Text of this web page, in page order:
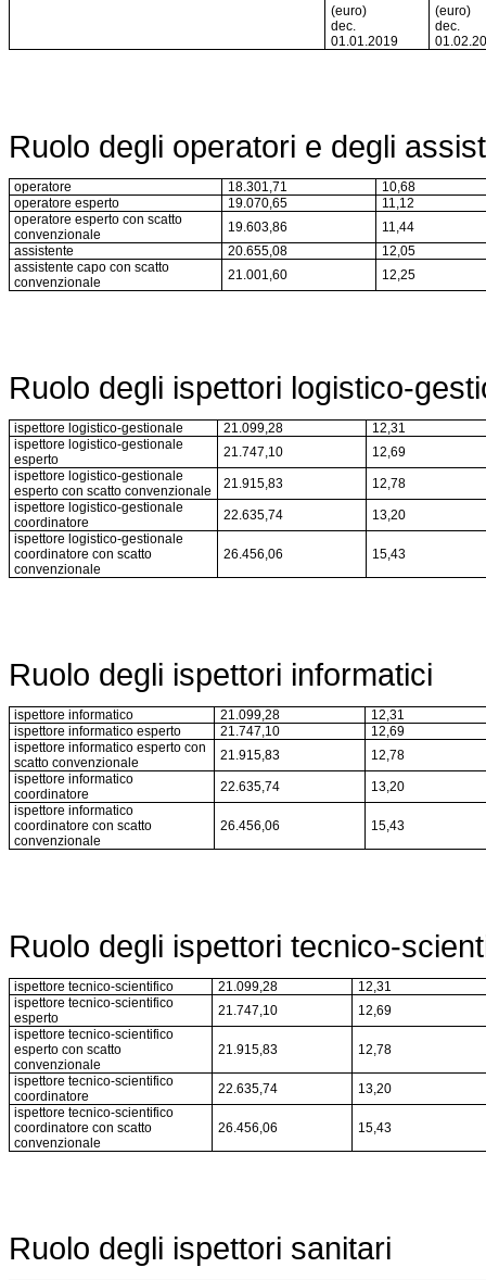
(euro)
(euro)
dec.
01.01.2019
dec.
Ruolo degli operatori e degli
operatore 18.301,71
10,68
operatore esperto
19.070,65
11,12
operatore esperto con scatto
convenzionale
19.603,86
11,44
assistente
20.655,08
12,05
assistente capo con scatto
convenzionale
21.001,60 12,25
Ruolo degli ispettori logistico-
ispettore logistico-gestionale 21.099,28
12,31
ispettore logistico-gestionale
esperto
21.747,10
12,69
ispettore logistico-gestionale
esperto con scatto convenzionale
21.915,83
12,78
ispettore logistico-gestionale
coordinatore
22.635,74
13,20
ispettore logistico-gestionale
coordinatore con scatto
convenzionale
26.456,06 15,43
Ruolo degli ispettori informatici
ispettore informatico 21.099,28
12,31
ispettore informatico esperto
21.747,10
12,69
ispettore informatico esperto con
scatto convenzionale
21.915,83
12,78
ispettore informatico
coordinatore
22.635,74
13,20
ispettore informatico
coordinatore con scatto
convenzionale
26.456,06 15,43
Ruolo degli ispettori tecnico-
ispettore tecnico-scientifico 21.099,28
12,31
ispettore tecnico-scientifico
esperto
21.747,10
12,69
ispettore tecnico-scientifico
esperto con scatto
convenzionale
21.915,83 12,78
ispettore tecnico-scientifico
coordinatore
22.635,74
13,20
ispettore tecnico-scientifico
coordinatore con scatto
convenzionale
26.456,06 15,43
Ruolo degli ispettori sanitari